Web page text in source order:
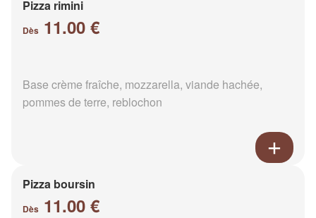
Pizza rimini
Dès 11.00 €
Base crème fraîche, mozzarella, viande hachée,
pommes de terre, reblochon
Pizza boursin
Dès 11.00 €